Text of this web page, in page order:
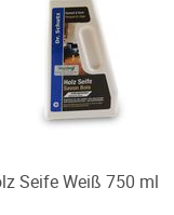
Seife Weiß 750 ml